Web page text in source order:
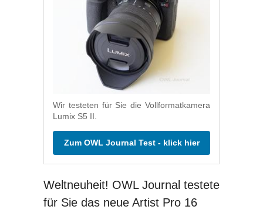
Wir testeten für Sie die Vollformatkamera
Lumix S5 II.
Zum OWL Journal Test - klick hier
Weltneuheit! OWL Journal testete
für Sie das neue Artist Pro 16